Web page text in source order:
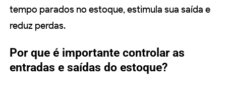
tempo parados no estoque, estimula sua saída e
reduz perdas.
Por que é importante controlar as
entradas e saídas do estoque?